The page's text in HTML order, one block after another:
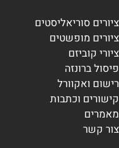
ציורים סוריאליסטים
ציורים מופשטים
ציורי קוביזם
פיסול ברונזה
רישום ואקוורל
קישורים וכתבות
מאמרים
צור קשר